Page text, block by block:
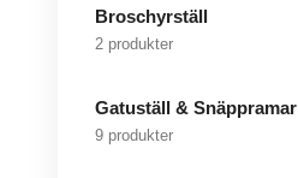
Broschyrställ
2 produkter
Gatuställ & Snäppramar
9 produkter